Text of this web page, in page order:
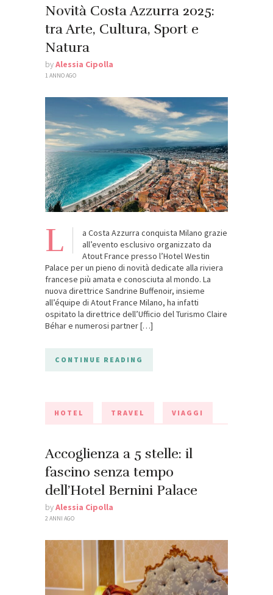
Novità Costa Azzurra 2025:
tra Arte, Cultura, Sport e
Natura
byAlessia Cipolla
1 ANNO AGO
L
a Costa Azzurra conquista Milano grazie
all’evento esclusivo organizzato da
Atout France presso l’Hotel Westin
Palace per un pieno di novità dedicate alla riviera
francese più amata e conosciuta al mondo. La
nuova direttrice Sandrine Buffenoir, insieme
all’équipe di Atout France Milano, ha infatti
ospitato la direttrice dell’Ufficio del Turismo Claire
Béhar e numerosi partner […]
CONTINUE READING
HOTEL TRAVEL VIAGGI
Accoglienza a 5 stelle: il
fascino senza tempo
dell’Hotel Bernini Palace
byAlessia Cipolla
2 ANNI AGO